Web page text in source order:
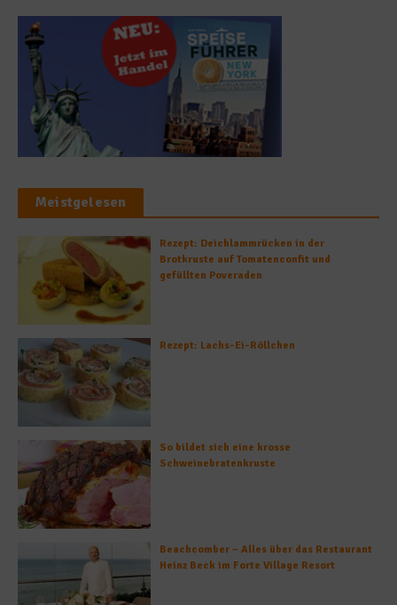
Meistgelesen
Rezept: Deichlammrücken in der
Brotkruste auf Tomatenconfit und
gefüllten Poveraden
Rezept: Lachs-Ei-Röllchen
So bildet sich eine krosse
Schweinebratenkruste
Beachcomber – Alles über das Restaurant
Heinz Beck im Forte Village Resort